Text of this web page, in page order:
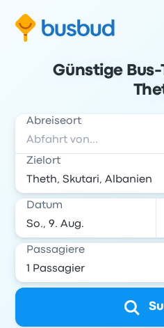
Günstige
Abreiseort
Zielort
Datum
Passagiere